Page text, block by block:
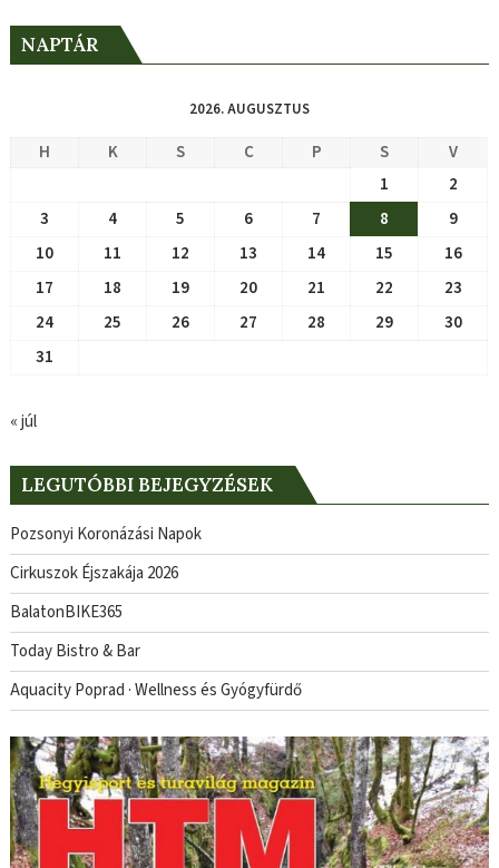
NAPTÁR
2026. AUGUSZTUS
H K S C P S
V
1
2
3
4 5 6 7 8
9
10
11 12 13 14 15
16
17
18 19 20 21 22
23
24
25 26 27 28 29
30
31
« júl
LEGUTÓBBI BEJEGYZÉSEK
Pozsonyi Koronázási Napok
Cirkuszok Éjszakája 2026
BalatonBIKE365
Today Bistro & Bar
Aquacity Poprad · Wellness és Gyógyfürdő